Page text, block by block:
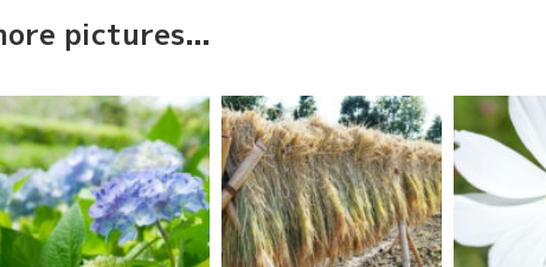
pictures...